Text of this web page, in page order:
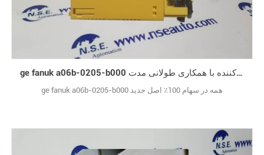
ge fanuk a06b-0205-b000 قابل اعتماد تامین کننده با همکاری طولانی مدت
ge fanuk a06b-0205-b000 همه در سهام 100٪ اصل جدید